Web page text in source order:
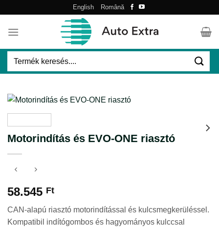
content
English Română
Keresés
Motorindítás és EVO-ONE riasztó
58.545 Ft
CAN-alapú riasztó motorindítással és kulcsmegkerüléssel.
Kompatibil indítógombos és hagyományos kulccsal